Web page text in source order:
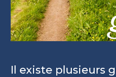
Il existe plusieurs